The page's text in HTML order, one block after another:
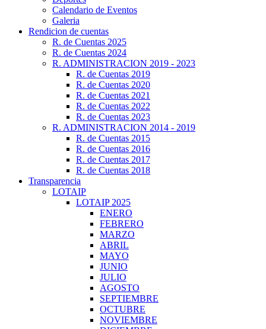
Calendario de Eventos
Galeria
Rendicion de cuentas
R. de Cuentas 2025
R. de Cuentas 2024
R. ADMINISTRACION 2019 - 2023
R. de Cuentas 2019
R. de Cuentas 2020
R. de Cuentas 2021
R. de Cuentas 2022
R. de Cuentas 2023
R. ADMINISTRACION 2014 - 2019
R. de Cuentas 2015
R. de Cuentas 2016
R. de Cuentas 2017
R. de Cuentas 2018
Transparencia
LOTAIP
LOTAIP 2025
ENERO
FEBRERO
MARZO
ABRIL
MAYO
JUNIO
JULIO
AGOSTO
SEPTIEMBRE
OCTUBRE
NOVIEMBRE